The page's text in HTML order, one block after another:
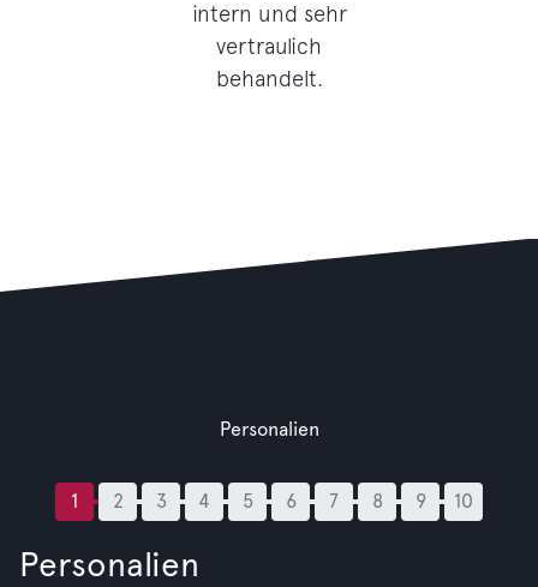
intern und sehr
vertraulich
behandelt.
Personalien
Personalien